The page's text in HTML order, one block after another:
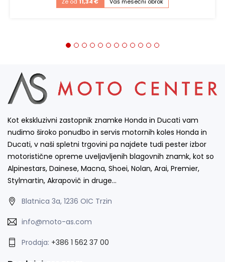
Kot ekskluzivni zastopnik znamke Honda in Ducati vam
nudimo široko ponudbo in servis motornih koles Honda in
Ducati, v naši spletni trgovini pa najdete tudi pester izbor
motoristične opreme uveljavljenih blagovnih znamk, kot so
Alpinestars, Dainese, Macna, Shoei, Nolan, Arai, Premier,
Stylmartin, Akrapovič in druge…
Blatnica 3a, 1236 OIC Trzin
info@moto-as.com
Prodaja: +386 1 562 37 00